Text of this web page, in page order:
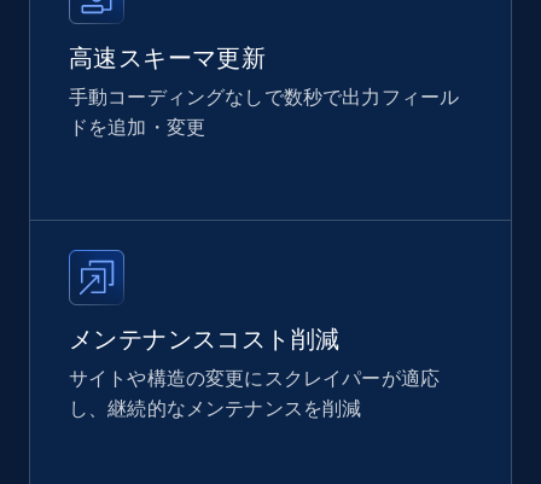
高速スキーマ更新
手動コーディングなしで数秒で出力フィール
ドを追加・変更
メンテナンスコスト削減
サイトや構造の変更にスクレイパーが適応
し、継続的なメンテナンスを削減